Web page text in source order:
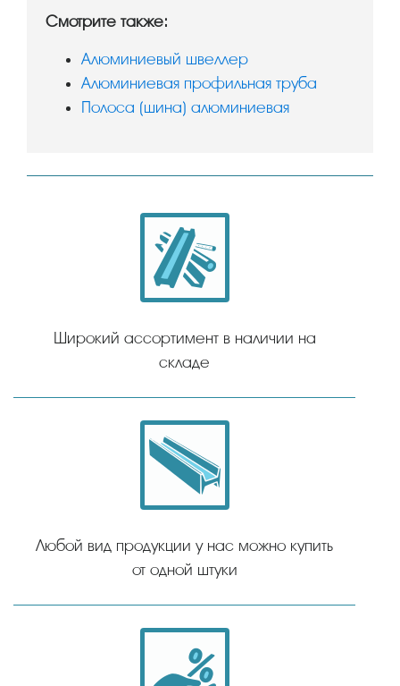
Смотрите также:
Алюминиевый швеллер
Алюминиевая профильная труба
Полоса (шина) алюминиевая
Широкий ассортимент в наличии на
складе
Любой вид продукции у нас можно купить
от одной штуки